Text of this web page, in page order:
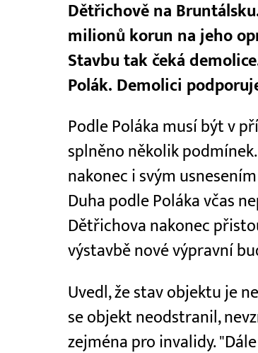
Dětřichově na
milionů korun na jeho
Stavbu tak čeká
Polák. Demolici
Podle Poláka musí být v
splněno několik
nakonec i svým
Duha podle Poláka včas
Dětřichova nakonec
výstavbě nové výpravní
Uvedl, že stav objektu je
se objekt neodstranil,
zejména pro invalidy.